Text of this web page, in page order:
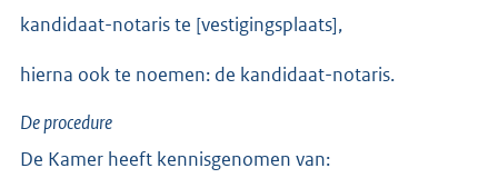
kandidaat-notaris te [vestigingsplaats],
hierna ook te noemen: de kandidaat-notaris.
De procedure
De Kamer heeft kennisgenomen van: